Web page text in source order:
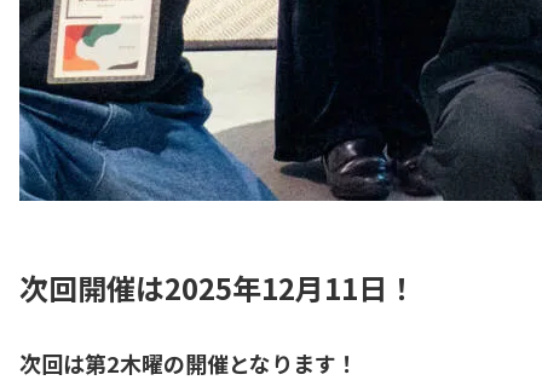
次回開催は2025年12月11日！
次回は第2木曜の開催となります！